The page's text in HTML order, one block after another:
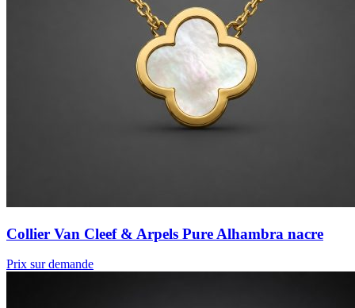
Collier Van Cleef & Arpels Pure Alhambra nacre
Prix sur demande